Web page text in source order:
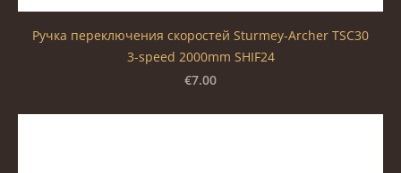
Ручка переключения скоростей Sturmey-Archer TSC30
3-speed 2000mm SHIF24
€7.00